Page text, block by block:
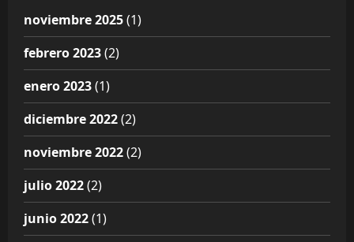
noviembre 2025(1)
febrero 2023(2)
enero 2023(1)
diciembre 2022(2)
noviembre 2022(2)
julio 2022(2)
junio 2022(1)